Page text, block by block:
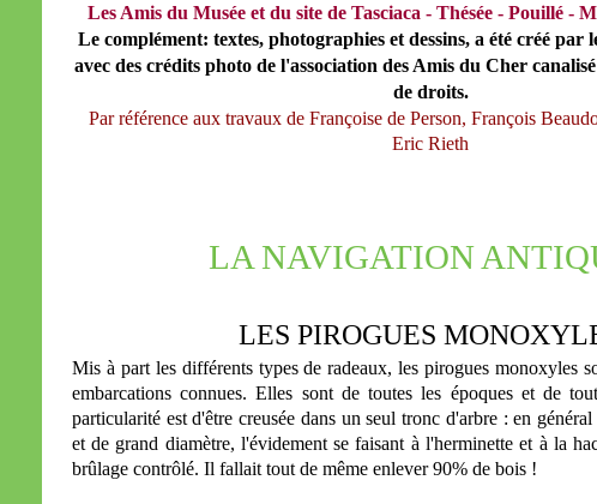
Les Amis du Musée et du site de Tasciaca - Thésée - Pouillé -
Le complément: textes, photographies et dessins, a été créé par
avec des crédits photo de l'association des Amis du Cher
de droits.
Par référence aux travaux de Françoise de Person, François
Eric Rieth
LA NAVIGATION
LES PIROGUES
Mis à part les différents types de radeaux, les pirogues monoxyles
embarcations connues. Elles sont de toutes les époques et de
particularité est d'être creusée dans un seul tronc d'arbre : en
et de grand diamètre, l'évidement se faisant à l'herminette et à la
brûlage contrôlé. Il fallait tout de même enlever 90% de bois !